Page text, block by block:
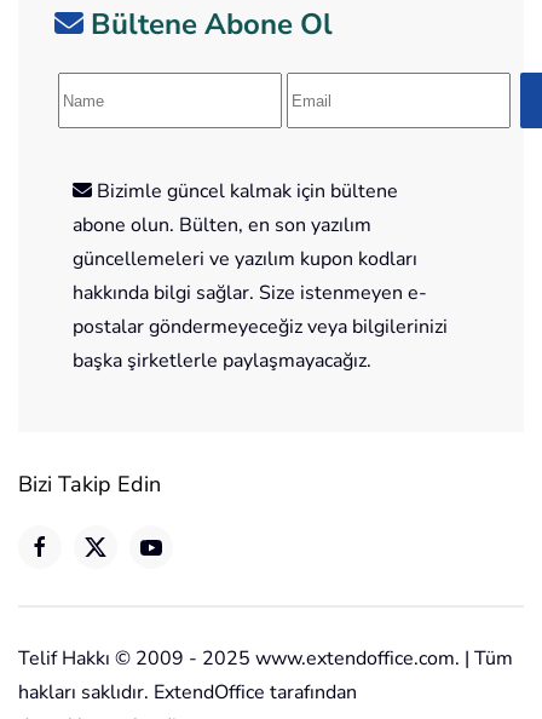
Bültene Abone Ol
Bizimle güncel kalmak için bültene
abone olun. Bülten, en son yazılım
güncellemeleri ve yazılım kupon kodları
hakkında bilgi sağlar. Size istenmeyen e-
postalar göndermeyeceğiz veya bilgilerinizi
başka şirketlerle paylaşmayacağız.
Bizi Takip Edin
Telif Hakkı © 2009 - 2025 www.extendoffice.com. | Tüm
hakları saklıdır. ExtendOffice tarafından